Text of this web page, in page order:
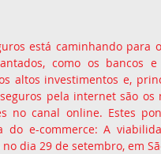
está caminhando para
como os bancos
altos investimentos e,
pela internet são os
no canal online. Estes
do e-commerce: A
dia 29 de setembro, em